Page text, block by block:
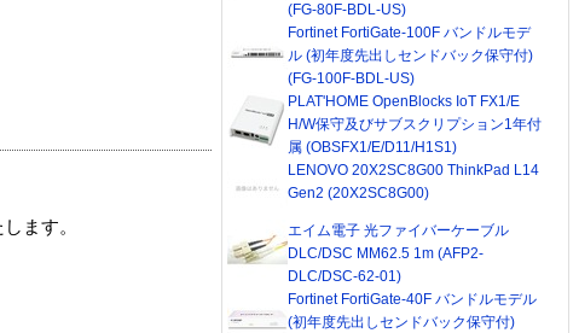
ます。
(FG-80F-BDL-US)
Fortinet FortiGate-100F バンドルモデ
ル (初年度先出しセンドバック保守付)
(FG-100F-BDL-US)
PLAT'HOME OpenBlocks IoT FX1/E
H/W保守及びサブスクリプション1年付
属 (OBSFX1/E/D11/H1S1)
LENOVO 20X2SC8G00 ThinkPad L14
Gen2 (20X2SC8G00)
エイム電子 光ファイバーケーブル
DLC/DSC MM62.5 1m (AFP2-
DLC/DSC-62-01)
Fortinet FortiGate-40F バンドルモデル
(初年度先出しセンドバック保守付)